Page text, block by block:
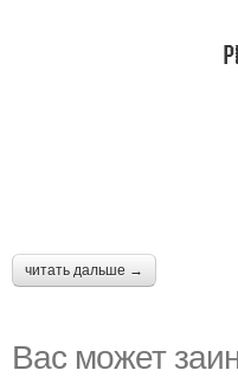
читать дальше →
Вас может